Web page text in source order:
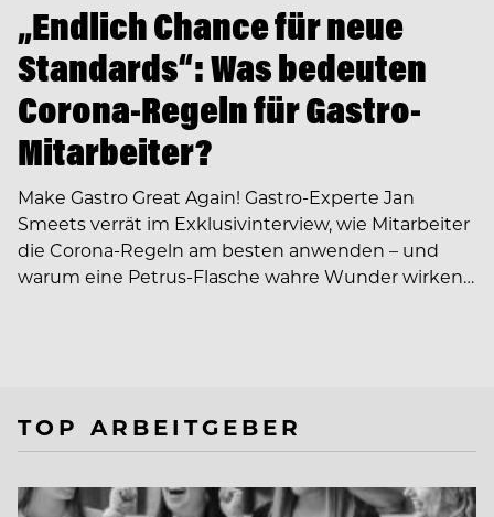
„Endlich Chance für neue
Standards“: Was bedeuten
Corona-Regeln für Gastro-
Mitarbeiter?
Make Gastro Great Again! Gastro-Experte Jan
Smeets verrät im Exklusivinterview, wie Mitarbeiter
die Corona-Regeln am besten anwenden – und
warum eine Petrus-Flasche wahre Wunder wirken…
TOP ARBEITGEBER